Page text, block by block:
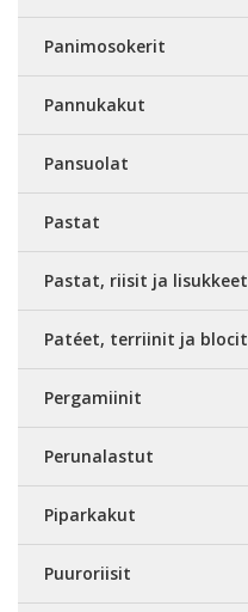
Panimosokerit
Pannukakut
Pansuolat
Pastat
Pastat, riisit ja lisukkeet
Patéet, terriinit ja blocit
Pergamiinit
Perunalastut
Piparkakut
Puuroriisit